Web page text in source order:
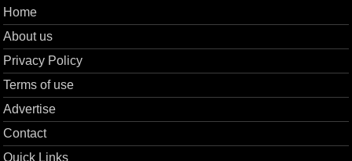
Home
About us
Privacy Policy
Terms of use
Advertise
Contact
Quick Links